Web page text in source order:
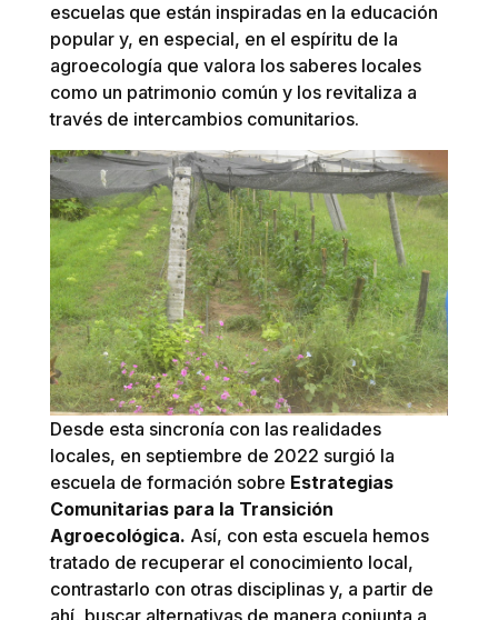
escuelas que están inspiradas en la educación
popular y, en especial, en el espíritu de la
agroecología que valora los saberes locales
como un patrimonio común y los revitaliza a
través de intercambios comunitarios.
Desde esta sincronía con las realidades
locales, en septiembre de 2022 surgió la
escuela de formación sobre Estrategias
Comunitarias para la Transición
Agroecológica. Así, con esta escuela hemos
tratado de recuperar el conocimiento local,
contrastarlo con otras disciplinas y, a partir de
ahí, buscar alternativas de manera conjunta a